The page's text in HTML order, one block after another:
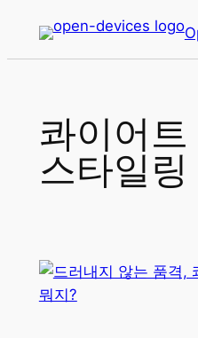
츠
콰이어트
스타일링